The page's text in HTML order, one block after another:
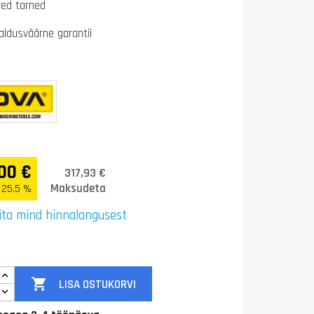
tarned
garantii
€
%
317,93 €
Maksudeta
mind hinnalangusest
 LISA OSTUKORVI